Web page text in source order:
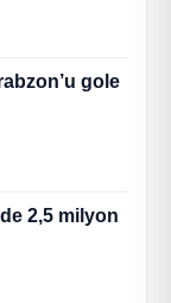
gole
2,5 milyon